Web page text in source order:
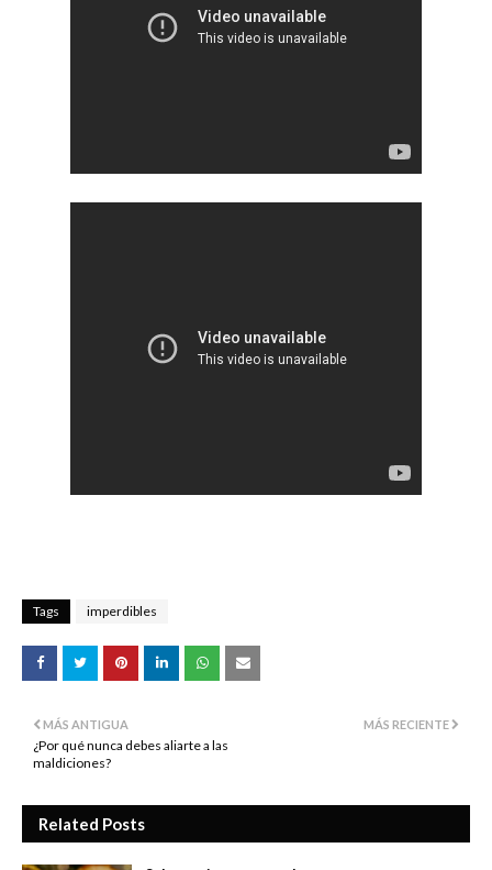
Tags imperdibles
MÁS RECIENTE
MÁS ANTIGUA
¿Por qué nunca debes aliarte a las
maldiciones?
Related Posts